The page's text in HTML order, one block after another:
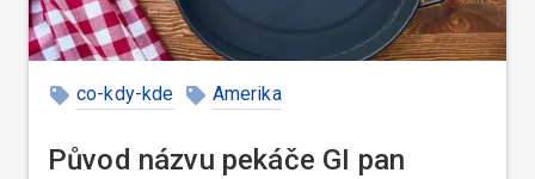
co-kdy-kde Amerika
Původ názvu pekáče GI pan